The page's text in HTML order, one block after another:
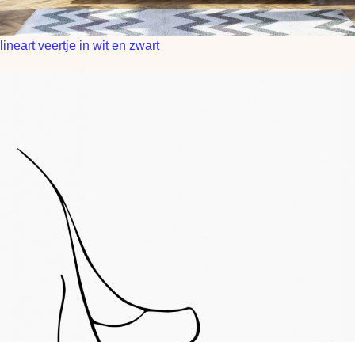
lineart veertje in wit en zwart